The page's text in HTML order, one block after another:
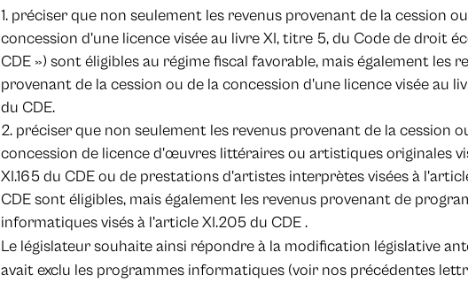
préciser que non seulement les revenus provenant de la cession
concession d'une licence visée au livre XI, titre 5, du Code de droit
CDE ») sont éligibles au régime fiscal favorable, mais également les
provenant de la cession ou de la concession d'une licence visée au
du CDE.
préciser que non seulement les revenus provenant de la cession
concession de licence d'œuvres littéraires ou artistiques originales
XI.165 du CDE ou de prestations d'artistes interprètes visées à
CDE sont éligibles, mais également les revenus provenant de
informatiques visés à l'article XI.205 du CDE .
Le législateur souhaite ainsi répondre à la modification législative
avait exclu les programmes informatiques (voir nos précédentes